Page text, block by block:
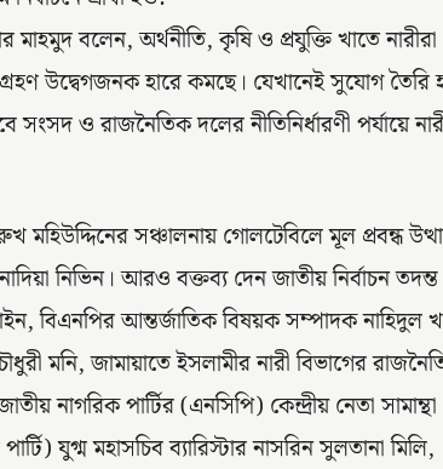
বলেন, অর্থনীতি, কৃষি ও প্রযুক্তি খাতে নারীরা
উদ্বেগজনক হারে কমছে। যেখানেই সুযোগ তৈরি
ও রাজনৈতিক দলের নীতিনির্ধারণী পর্যায়ে
মহিউদ্দিনের সঞ্চালনায় গোলটেবিলে মূল প্রবন্ধ
নিভিন। আরও বক্তব্য দেন জাতীয় নির্বাচন তদন্ত
বিএনপির আন্তর্জাতিক বিষয়ক সম্পাদক নাহিদুল
মনি, জামায়াতে ইসলামীর নারী বিভাগের
নাগরিক পার্টির (এনসিপি) কেন্দ্রীয় নেতা সামান্থা
যুগ্ম মহাসচিব ব্যারিস্টার নাসরিন সুলতানা মিলি,